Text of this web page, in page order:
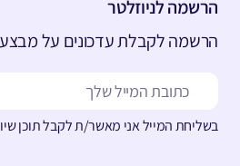
הרשמה לניוזלטר
הרשמה לקבלת עדכונים על
בשליחת המייל אני מאשר/ת לקבל תוכן